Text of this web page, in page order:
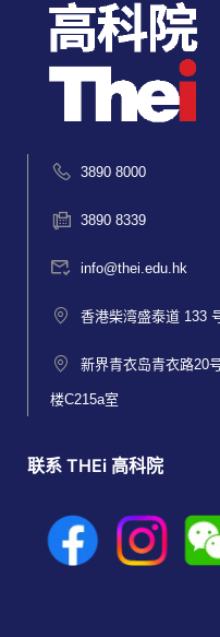
3890 8000
3890 8339
info@thei.edu.hk
香港柴湾盛泰道 133
新界青衣岛青衣路20
楼C215a室
联系 THEi 高科院